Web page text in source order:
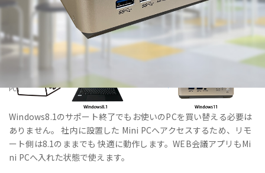
製品・サービス 法人向けPC・Windows11IoT Enterprise搭載「VALTEC Mini
PC」
Windows8.1のサポート終了でもお使いのPCを買い替える必要は
ありません。 社内に設置した Mini PCへアクセスするため、リモ
ート側は8.1のままでも 快適に動作します。WEB会議アプリもMi
ni PCへ入れた状態で使えます。